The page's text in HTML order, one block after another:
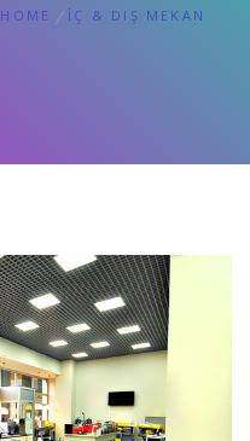
HOME İÇ & DIŞ MEKAN